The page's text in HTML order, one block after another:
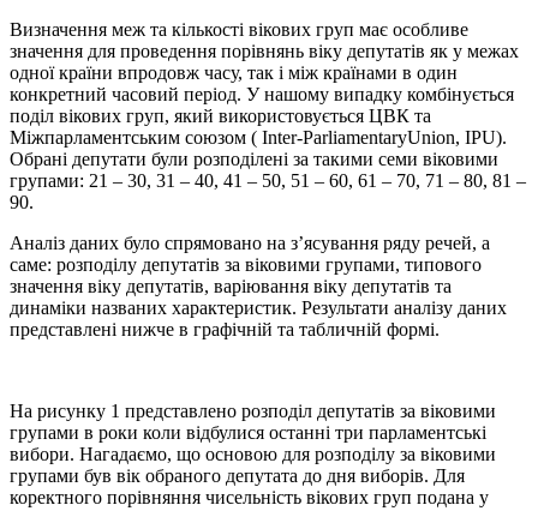
Визначення меж та кількості вікових груп має особливе
значення для проведення порівнянь віку депутатів як у межах
одної країни впродовж часу, так і між країнами в один
конкретний часовий період. У нашому випадку комбінується
поділ вікових груп, який використовується ЦВК та
Міжпарламентським союзом ( Inter-ParliamentaryUnion, IPU).
Обрані депутати були розподілені за такими семи віковими
групами: 21 – 30, 31 – 40, 41 – 50, 51 – 60, 61 – 70, 71 – 80, 81 –
90.
Аналіз даних було спрямовано на з’ясування ряду речей, а
саме: розподілу депутатів за віковими групами, типового
значення віку депутатів, варіювання віку депутатів та
динаміки названих характеристик. Результати аналізу даних
представлені нижче в графічній та табличній формі.
На рисунку 1 представлено розподіл депутатів за віковими
групами в роки коли відбулися останні три парламентські
вибори. Нагадаємо, що основою для розподілу за віковими
групами був вік обраного депутата до дня виборів. Для
коректного порівняння чисельність вікових груп подана у